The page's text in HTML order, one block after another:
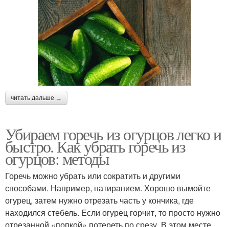
читать дальше →
Убираем горечь из огурцов легко и
быстро. Как убрать горечь из
огурцов: методы
Горечь можно убрать или сократить и другими
способами. Например, натиранием. Хорошо вымойте
огурец, затем нужно отрезать часть у кончика, где
находился стебель. Если огурец горчит, то просто нужно